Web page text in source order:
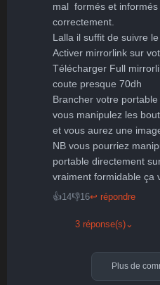
mal  formés et
correctement.
Lalla il suffit de suivre
Activer mirrorlink sur
Télécharger Full
coute presque 70dh
Brancher votre
vous manipulez les
et vous aurez une
NB vous pourriez
portable directement
👍14👎16↩ répondre
3 réponse(s) ⌄
Plus de